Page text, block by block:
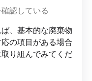
確認している
、基本的な廃棄物
の項目がある場合
り組んでみてくだ